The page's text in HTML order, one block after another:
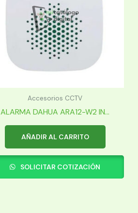
Accesorios CCTV
ALARMA DAHUA ARA12-W2 IN...
AÑADIR AL CARRITO
SOLICITAR COTIZACIÓN